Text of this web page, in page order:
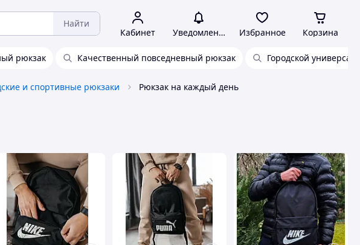
Найти
Кабинет Уведомления Избранное Корзина
рюкзак Качественный повседневный рюкзак Городской
и спортивные рюкзаки Рюкзак на каждый день